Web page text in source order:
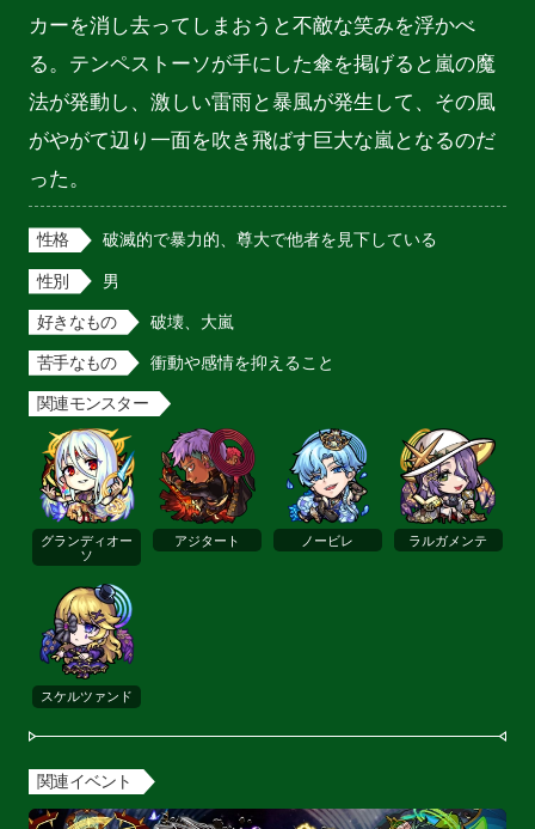
カーを消し去ってしまおうと不敵な笑みを浮かべ
る。テンペストーソが手にした傘を掲げると嵐の魔
法が発動し、激しい雷雨と暴風が発生して、その風
がやがて辺り一面を吹き飛ばす巨大な嵐となるのだ
った。
性格 破滅的で暴力的、尊大で他者を見下している
性別 男
好きなもの 破壊、大嵐
苦手なもの 衝動や感情を抑えること
関連モンスター
グランディオー
ソ
アジタート ノービレ ラルガメンテ
スケルツァンド
関連イベント